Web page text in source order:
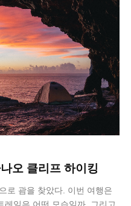
오 클리프 하이킹
로 괌을 찾았다. 이번 여행은